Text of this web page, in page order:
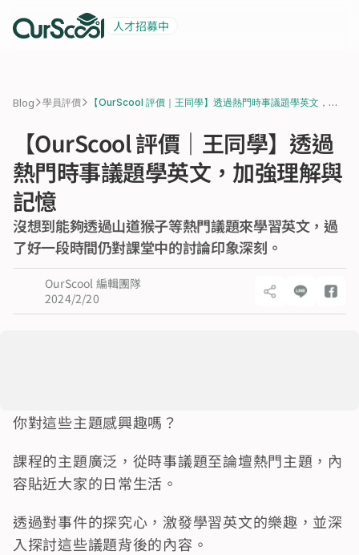
人才招募中
Blog>學員評價>
【OurScool 評價｜王同學】透過熱門時事議題學英文，加
【OurScool 評價｜王同學】透過
熱門時事議題學英文，加強理解與
記憶
沒想到能夠透過山道猴子等熱門議題來學習英文，過
了好一段時間仍對課堂中的討論印象深刻。
OurScool 編輯團隊
2024/2/20
你對這些主題感興趣嗎？
課程的主題廣泛，從時事議題至論壇熱門主題，內
容貼近大家的日常生活。
透過對事件的探究心，激發學習英文的樂趣，並深
入探討這些議題背後的內容。